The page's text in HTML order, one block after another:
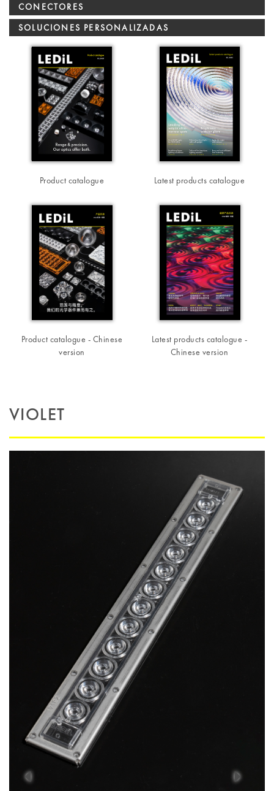
CONECTORES
SOLUCIONES PERSONALIZADAS
Product catalogue Latest products catalogue
Product catalogue - Chinese
version
Latest products catalogue -
Chinese version
VIOLET